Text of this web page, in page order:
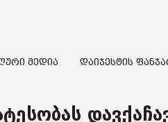
მედია დაიჯესტის